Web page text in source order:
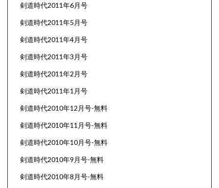
剣道時代2011年6月号
剣道時代2011年5月号
剣道時代2011年4月号
剣道時代2011年3月号
剣道時代2011年2月号
剣道時代2011年1月号
剣道時代2010年12月号-無料
剣道時代2010年11月号-無料
剣道時代2010年10月号-無料
剣道時代2010年9月号-無料
剣道時代2010年8月号-無料